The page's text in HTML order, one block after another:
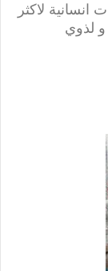
لاكثر
و لذوي